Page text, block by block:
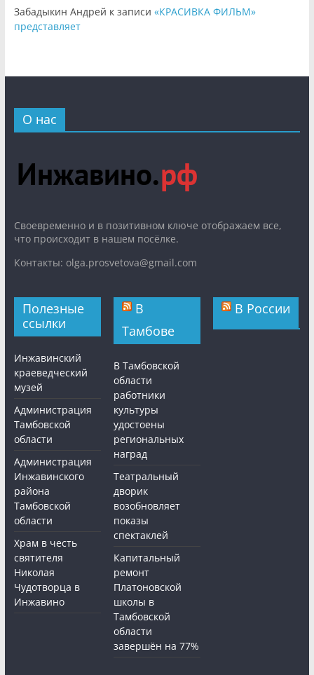
Забадыкин Андрей к записи «КРАСИВКА ФИЛЬМ»
представляет
О нас
Cвоевременно и в позитивном ключе отображаем все,
что происходит в нашем посёлке.
Контакты: olga.prosvetova@gmail.com
Полезные
ссылки
Инжавинский
краеведческий
музей
Администрация
Тамбовской
области
Администрация
Инжавинского
района
Тамбовской
области
Храм в честь
святителя
Николая
Чудотворца в
Инжавино
В
Тамбове
В Тамбовской
области
работники
культуры
удостоены
региональных
наград
Театральный
дворик
возобновляет
показы
спектаклей
Капитальный
ремонт
Платоновской
школы в
Тамбовской
области
завершён на 77%
В России